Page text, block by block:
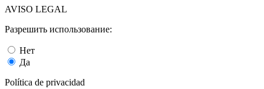
AVISO LEGAL
Разрешить использование:
Нет
Да
Política de privacidad